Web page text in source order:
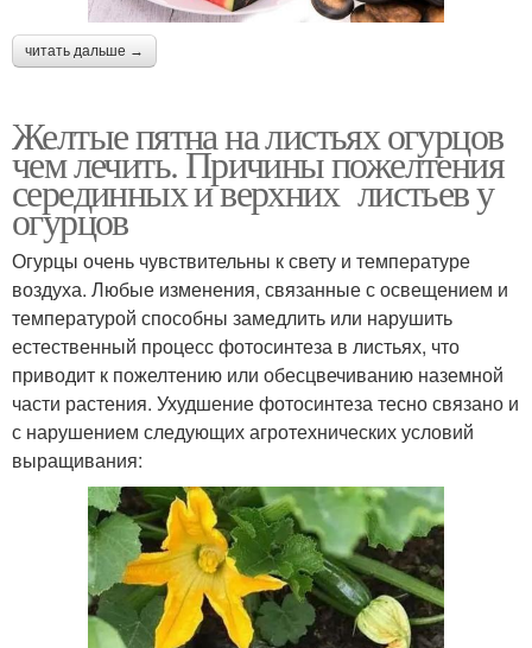
читать дальше →
Желтые пятна на листьях огурцов
чем лечить. Причины пожелтения
серединных и верхних листьев у
огурцов
Огурцы очень чувствительны к свету и температуре
воздуха. Любые изменения, связанные с освещением и
температурой способны замедлить или нарушить
естественный процесс фотосинтеза в листьях, что
приводит к пожелтению или обесцвечиванию наземной
части растения. Ухудшение фотосинтеза тесно связано и
с нарушением следующих агротехнических условий
выращивания: